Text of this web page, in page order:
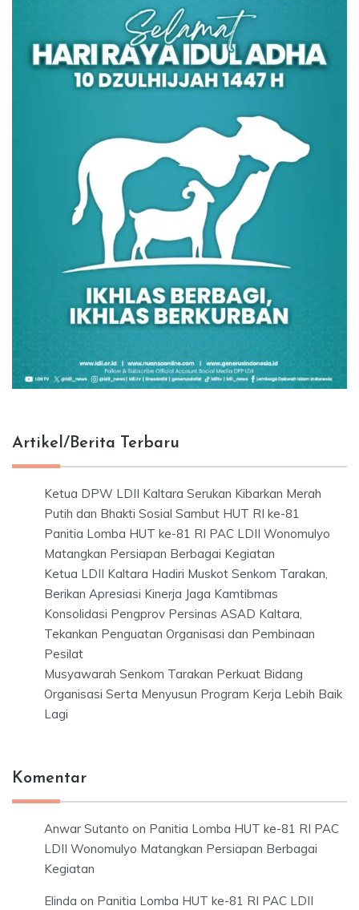
Artikel/Berita Terbaru
Ketua DPW LDII Kaltara Serukan Kibarkan Merah
Putih dan Bhakti Sosial Sambut HUT RI ke-81
Panitia Lomba HUT ke-81 RI PAC LDII Wonomulyo
Matangkan Persiapan Berbagai Kegiatan
Ketua LDII Kaltara Hadiri Muskot Senkom Tarakan,
Berikan Apresiasi Kinerja Jaga Kamtibmas
Konsolidasi Pengprov Persinas ASAD Kaltara,
Tekankan Penguatan Organisasi dan Pembinaan
Pesilat
Musyawarah Senkom Tarakan Perkuat Bidang
Organisasi Serta Menyusun Program Kerja Lebih Baik
Lagi
Komentar
Anwar Sutanto on Panitia Lomba HUT ke-81 RI PAC
LDII Wonomulyo Matangkan Persiapan Berbagai
Kegiatan
Elinda on Panitia Lomba HUT ke-81 RI PAC LDII